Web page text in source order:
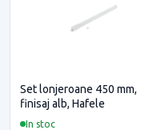
In stoc
Set lonjeroane 450 mm,
finisaj alb, Hafele